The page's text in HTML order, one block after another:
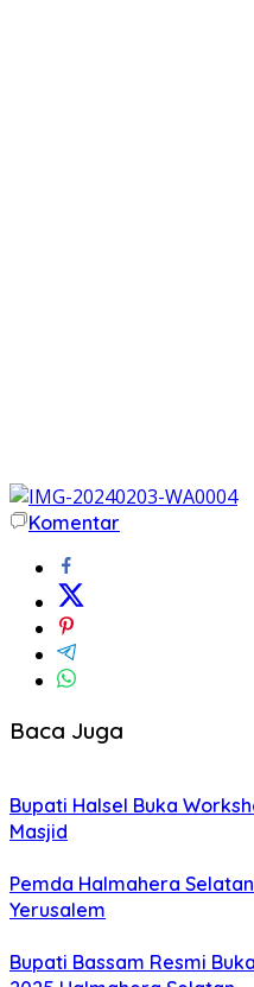
Komentar
Baca Juga
Bupati Halsel Buka
Masjid
Pemda Halmahera
Yerusalem
Bupati Bassam Resmi